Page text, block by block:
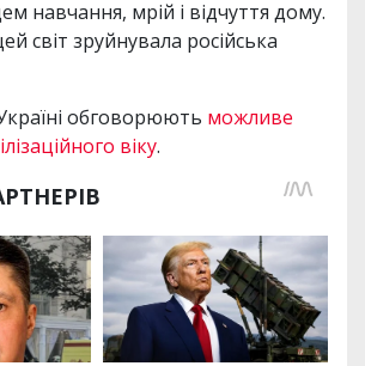
навчання, мрій і відчуття дому.
світ зруйнувала російська
обговорюють можливе
віку.